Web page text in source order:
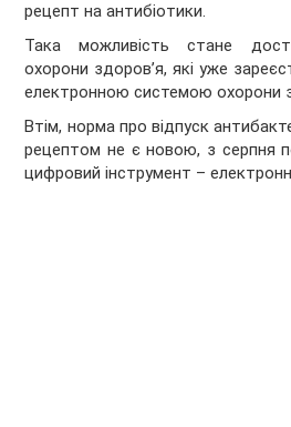
рецепт на антибіотики.
Така можливість стане
охорони здоровʼя, які уже
електронною системою охорони
Втім, норма про відпуск
рецептом не є новою, з серпня
цифровий інструмент –